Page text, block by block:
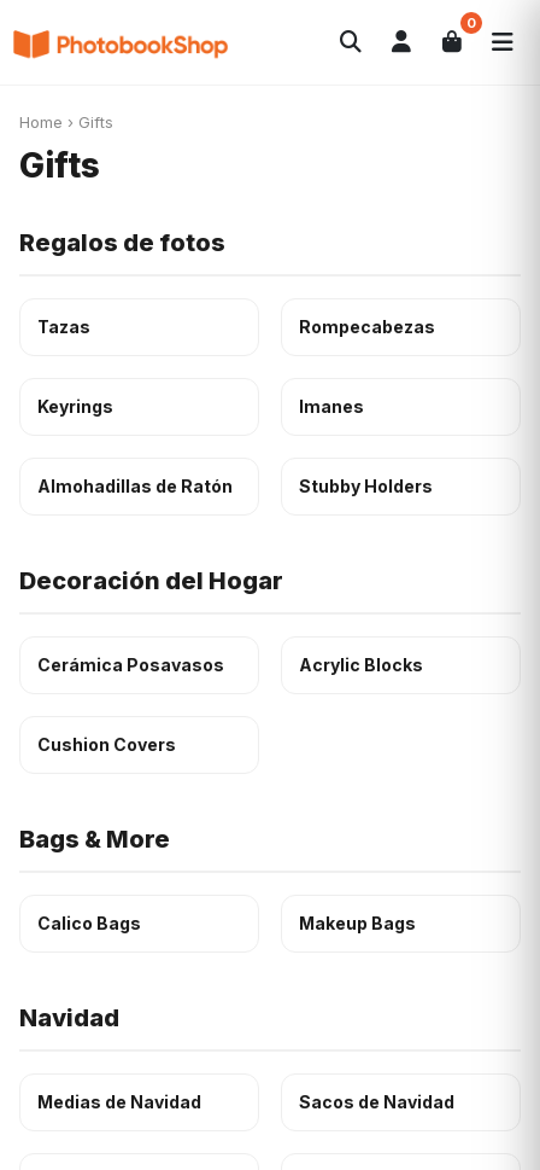
0
Search
Calendarios
Home › Gifts
Gifts
Regalos de fotos
Tazas Rompecabezas
Keyrings Imanes
Almohadillas de Ratón Stubby Holders
Decoración del Hogar
Cerámica Posavasos Acrylic Blocks
Cushion Covers
Bags & More
Calico Bags Makeup Bags
Navidad
Medias de Navidad Sacos de Navidad